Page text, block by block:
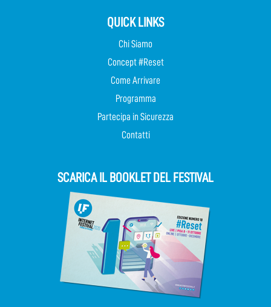
QUICK LINKS
Chi Siamo
Concept #Reset
Come Arrivare
Programma
Partecipa in Sicurezza
Contatti
SCARICA IL BOOKLET DEL FESTIVAL